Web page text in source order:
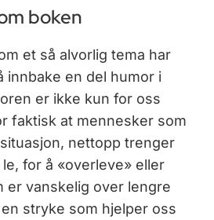
boken
et så alvorlig tema har
innbake en del humor i
er ikke kun for oss
faktisk at mennesker som
nettopp trenger
for å «overleve» eller
er vanskelig over lengre
stryke som hjelper oss